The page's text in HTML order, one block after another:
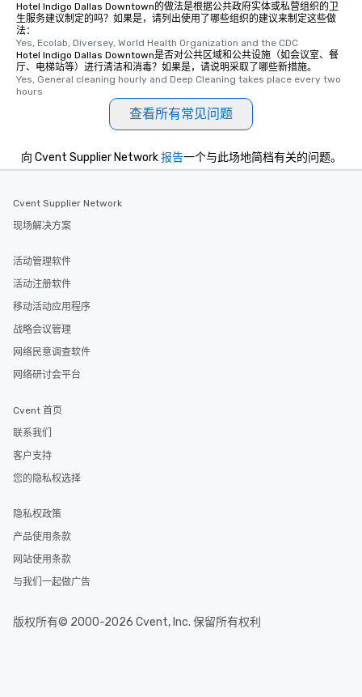
Hotel Indigo Dallas Downtown的做法是根据公共政府实体或私营组织的卫
生服务建议制定的吗？如果是，请列出使用了哪些组织的建议来制定这些做
法：
Yes, Ecolab, Diversey, World Health Organization and the CDC
Hotel Indigo Dallas Downtown是否对公共区域和公共设施（如会议室、餐
厅、电梯站等）进行清洁和消毒？如果是，请说明采取了哪些新措施。
Yes, General cleaning hourly and Deep Cleaning takes place every two
hours
查看所有常见问题
向 Cvent Supplier Network报告一个与此场地简档有关的问题。
Cvent Supplier Network
现场解决方案
活动管理软件
活动注册软件
移动活动应用程序
战略会议管理
网络民意调查软件
网络研讨会平台
Cvent 首页
联系我们
客户支持
您的隐私权选择
隐私权政策
产品使用条款
网站使用条款
与我们一起做广告
版权所有© 2000-2026 Cvent, Inc. 保留所有权利